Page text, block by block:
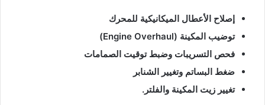
إصلاح الأعطال الميكانيكية للمحرك
توضيب المكينة (Engine Overhaul)
فحص التسريبات وضبط توقيت الصمامات
ضغط البساتم وتغيير الشنابر
تغيير زيت المكينة والفلتر.